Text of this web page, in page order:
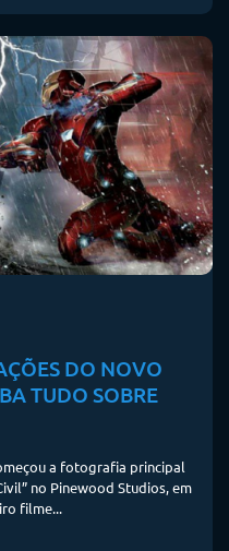
DO NOVO
TUDO SOBRE
a fotografia principal
no Pinewood Studios, em
filme...